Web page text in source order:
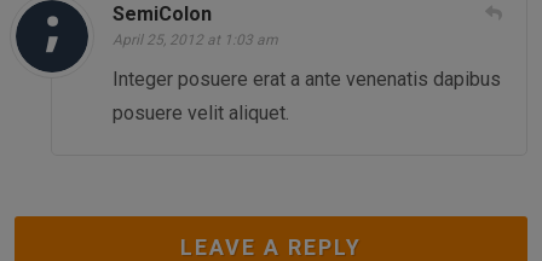
SemiColon
April 25, 2012 at 1:03 am
Integer posuere erat a ante venenatis dapibus
posuere velit aliquet.
LEAVE A REPLY